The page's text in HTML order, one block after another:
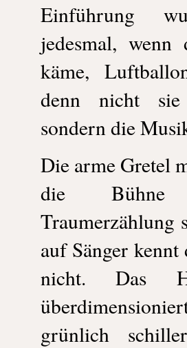
Einführung
jedesmal,
käme,
denn nicht
sondern die
Die arme Gretel
die Bühne
Traumerzählung
auf Sänger kennt
nicht. Das
grünlich